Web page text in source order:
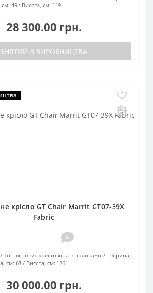
см: 49 Висота, см: 119
28 300.00 грн.
ЗНЯТИЙ З ВИРОБНИЦТВА
крісло GT Chair Marrit GT07-39X
Fabric
0
Тип основи: хрестовина з роликами
Ширина,
см: 68 Висота, см: 126
30 000.00 грн.